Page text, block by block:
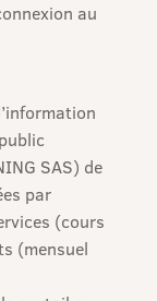
au
SAS) de
par
(cours
(mensuel